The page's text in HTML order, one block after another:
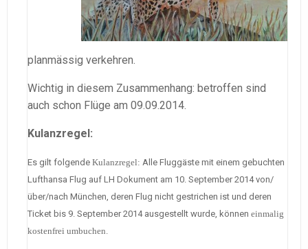
planmässig verkehren.
Wichtig in diesem Zusammenhang: betroffen sind
auch schon Flüge am 09.09.2014.
Kulanzregel:
Es gilt folgende Kulanzregel: Alle Fluggäste mit einem gebuchten
Lufthansa Flug auf LH Dokument am 10. September 2014 von/
über/nach München, deren Flug nicht gestrichen ist und deren
Ticket bis 9. September 2014 ausgestellt wurde, können einmalig
kostenfrei umbuchen